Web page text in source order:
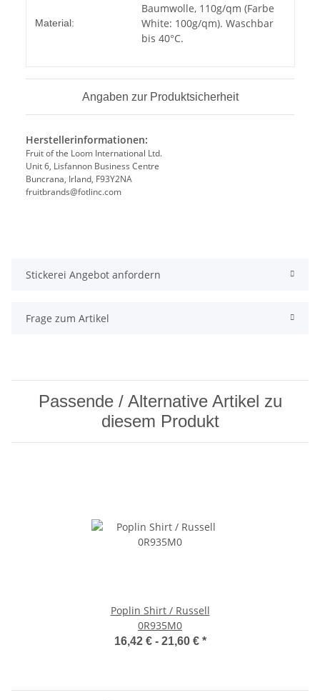
Material:
Baumwolle, 110g/qm (Farbe
White: 100g/qm). Waschbar
bis 40°C.
Angaben zur Produktsicherheit
Herstellerinformationen:
Fruit of the Loom International Ltd.
Unit 6, Lisfannon Business Centre
Buncrana, Irland, F93Y2NA
fruitbrands@fotlinc.com
Stickerei Angebot anfordern
Frage zum Artikel
Passende / Alternative Artikel zu
diesem Produkt
Poplin Shirt / Russell
0R935M0
16,42 € - 21,60 € *